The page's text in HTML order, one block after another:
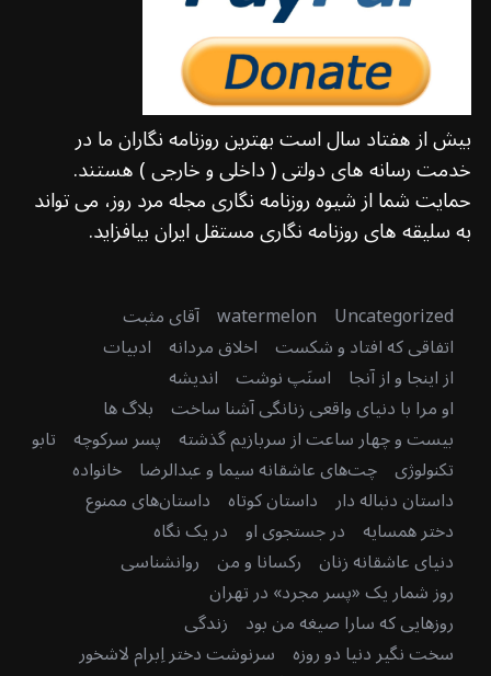
بیش از هفتاد سال است بهترین روزنامه نگاران ما در
خدمت رسانه های دولتی ( داخلی و خارجی ) هستند.
حمایت شما از شیوه روزنامه نگاری مجله مرد روز، می تواند
به سلیقه های روزنامه نگاری مستقل ایران بیافزاید.
Uncategorized
watermelon آقای مثبت
اتفاقی که افتاد و شکست اخلاق مردانه ادبیات
از اینجا و از آنجا اسنَپ نوشت اندیشه
او مرا با دنیای واقعی زنانگی آشنا ساخت بلاگ ها
بیست و چهار ساعت از سربازیم گذشته پسر سرکوچه تابو
تکنولوژی چت‌های عاشقانه سیما و عبدالرضا خانواده
داستان دنباله دار داستان کوتاه داستان‌های ممنوع
دختر همسایه در جستجوی او در یک نگاه
دنیای عاشقانه زنان رکسانا و من روانشناسی
روز شمار یک «پسر مجرد» در تهران
روزهایی که سارا صیغه من بود زندگی
سخت نگیر دنیا دو روزه سرنوشت دختر اِبرام لاشخور